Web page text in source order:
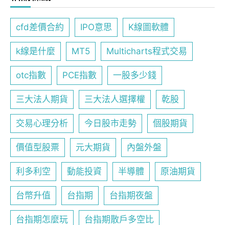
cfd差價合約 IPO意思 K線圖軟體
k線是什麼 MT5 Multicharts程式交易
otc指數 PCE指數 一股多少錢
三大法人期貨 三大法人選擇權 乾股
交易心理分析 今日股市走勢 個股期貨
價值型股票 元大期貨 內盤外盤
利多利空 動能投資 半導體 原油期貨
台幣升值 台指期 台指期夜盤
台指期怎麼玩 台指期散戶多空比